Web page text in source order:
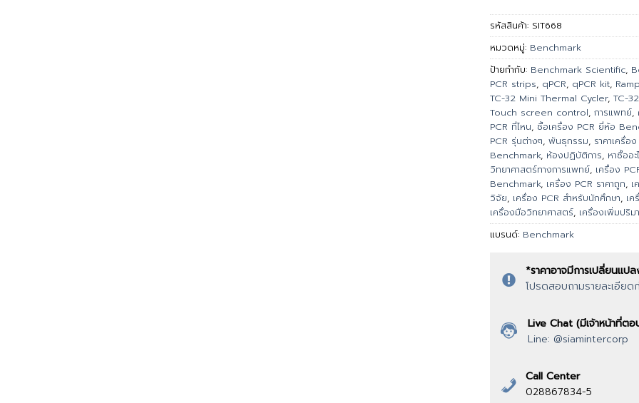
รหัสสินค้า: SIT668
หมวดหมู่: Benchmark
ป้ายกำกับ: Benchmark Scientific,
PCR strips, qPCR, qPCR kit,
TC-32 Mini Thermal Cycler, TC-
Touch screen control, การแพทย์,
PCR ที่ไหน, ซื้อเครื่อง PCR ยี่ห้อ
PCR รุ่นต่างๆ, พันธุกรรม, ราคาเครื่อ
Benchmark, ห้องปฏิบัติการ, หาซื้ออ
วิทยาศาสตร์ทางการแพทย์, เครื่อง
Benchmark, เครื่อง PCR ราคาถูก,
วิจัย, เครื่อง PCR สำหรับนักศึกษา, เ
เครื่องมือวิทยาศาสตร์, เครื่องเพิ่มปริ
แบรนด์: Benchmark
*ราคาอาจมีการเปลี่ยนแป
โปรดสอบถามรายละเอีย
Live Chat (มีเจ้าหน้าที่ต
Line: @siamintercorp
Call Center
028867834-5